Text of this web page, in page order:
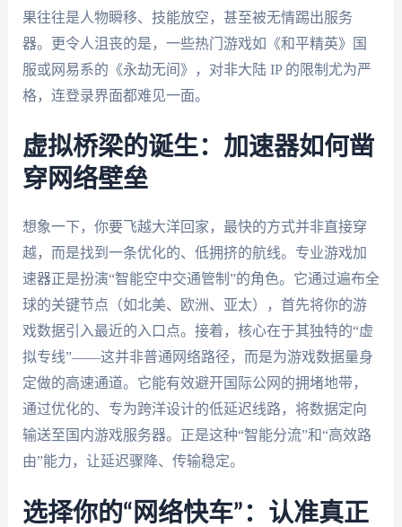
果往往是人物瞬移、技能放空，甚至被无情踢出服务
器。更令人沮丧的是，一些热门游戏如《和平精英》国
服或网易系的《永劫无间》，对非大陆 IP 的限制尤为严
格，连登录界面都难见一面。
虚拟桥梁的诞生：加速器如何凿
穿网络壁垒
想象一下，你要飞越大洋回家，最快的方式并非直接穿
越，而是找到一条优化的、低拥挤的航线。专业游戏加
速器正是扮演“智能空中交通管制”的角色。它通过遍布全
球的关键节点（如北美、欧洲、亚太），首先将你的游
戏数据引入最近的入口点。接着，核心在于其独特的“虚
拟专线”——这并非普通网络路径，而是为游戏数据量身
定做的高速通道。它能有效避开国际公网的拥堵地带，
通过优化的、专为跨洋设计的低延迟线路，将数据定向
输送至国内游戏服务器。正是这种“智能分流”和“高效路
由”能力，让延迟骤降、传输稳定。
选择你的“网络快车”：认准真正